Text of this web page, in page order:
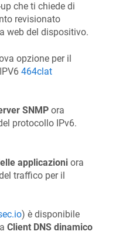
che ti chiede di
revisionato
web del dispositivo.
opzione per il
464clat
SNMP ora
protocollo IPv6.
applicazioni ora
traffico per il
) è disponibile
Client DNS dinamico